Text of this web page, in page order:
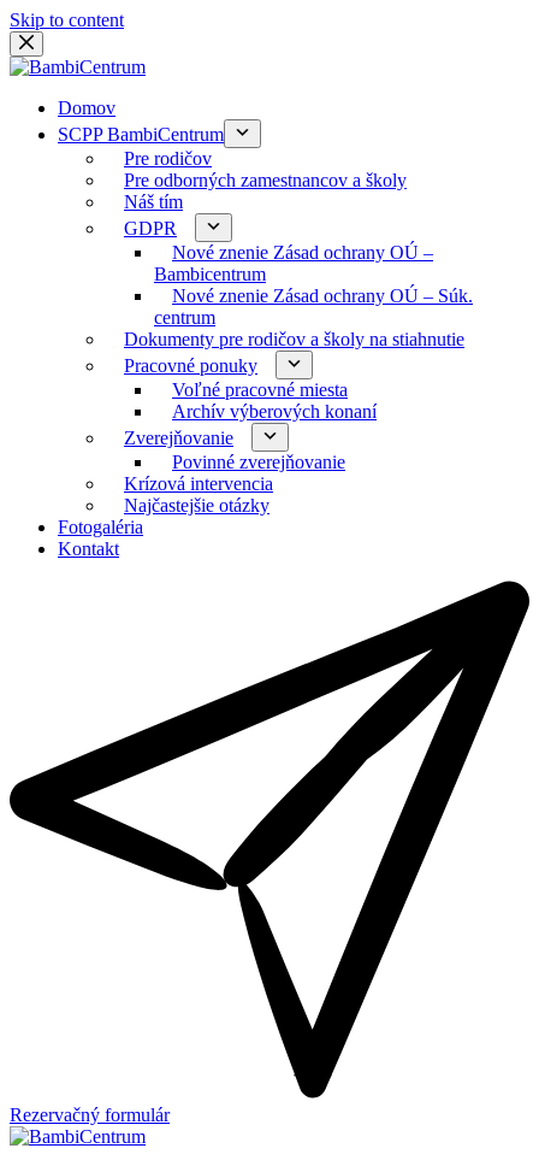
Skip to content
Domov
SCPP BambiCentrum
Pre rodičov
Pre odborných zamestnancov a školy
Náš tím
GDPR
Nové znenie Zásad ochrany OÚ –
Bambicentrum
Nové znenie Zásad ochrany OÚ – Súk.
centrum
Dokumenty pre rodičov a školy na stiahnutie
Pracovné ponuky
Voľné pracovné miesta
Archív výberových konaní
Zverejňovanie
Povinné zverejňovanie
Krízová intervencia
Najčastejšie otázky
Fotogaléria
Kontakt
Rezervačný formulár